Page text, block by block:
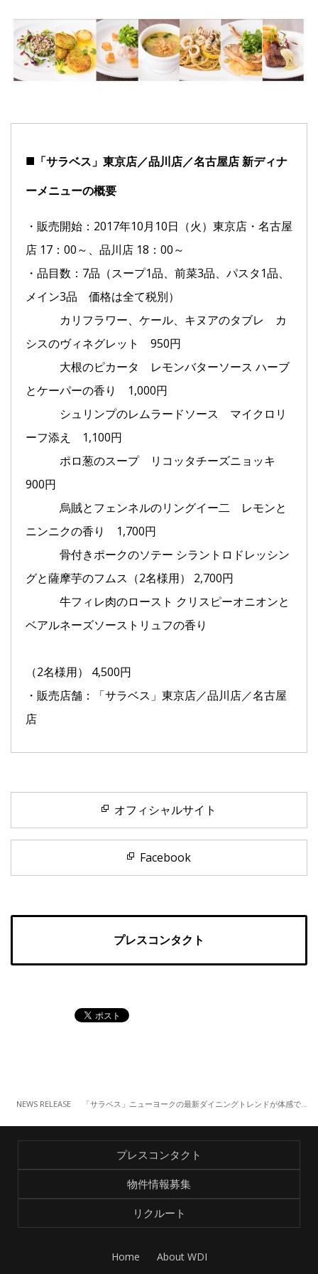
Facebook
JP EN
■ 「サラベス」東京店／品川店／名古屋店 新ディナ
ーメニューの概要
・販売開始：2017年10月10日（火）東京店・名古屋
店 17：00～、品川店 18：00～
・品目数：7品（スープ1品、前菜3品、パスタ1品、
メイン3品 価格は全て税別）
カリフラワー、ケール、キヌアのタブレ カ
シスのヴィネグレット 950円
大根のピカータ レモンバターソース ハーブ
とケーパーの香り 1,000円
シュリンプのレムラードソース マイクロリ
ーフ添え 1,100円
ポロ葱のスープ リコッタチーズニョッキ
900円
烏賊とフェンネルのリングイー二 レモンと
ニンニクの香り 1,700円
骨付きポークのソテー シラントロドレッシン
グと薩摩芋のフムス（2名様用） 2,700円
牛フィレ肉のロースト クリスピーオニオンと
ベアルネーズソーストリュフの香り
（2名様用） 4,500円
・販売店舗：「サラベス」東京店／品川店／名古屋
店
オフィシャルサイト
Facebook
プレスコンタクト
NEWS RELEASE 「サラベス」ニューヨークの最新ダイニングトレンドが体感できる新メニュー7品が登場 （~10/10）
プレスコンタクト
物件情報募集
リクルート
Home About WDI